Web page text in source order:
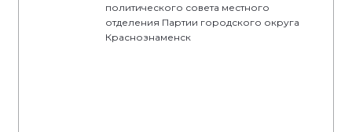
политического совета местного
отделения Партии городского округа
Краснознаменск